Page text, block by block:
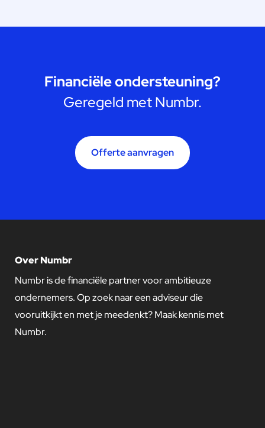
Financiële ondersteuning?
Geregeld met Numbr.
Offerte aanvragen
Over Numbr
Numbr is de financiële partner voor ambitieuze
ondernemers. Op zoek naar een adviseur die
vooruitkijkt en met je meedenkt? Maak kennis met
Numbr.